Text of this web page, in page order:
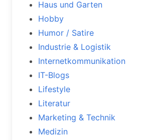
Haus und Garten
Hobby
Humor / Satire
Industrie & Logistik
Internetkommunikation
IT-Blogs
Lifestyle
Literatur
Marketing & Technik
Medizin